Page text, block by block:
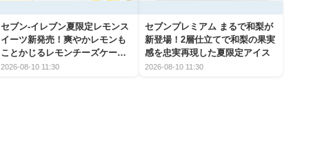
セブン‐イレブン夏限定レモンス
イーツ新発売！爽やかレモンも
ことかじるレモンチーズケーキ
を徹底紹介
2026-08-10 11:30
セブンプレミアム まるで和梨が
新登場！2層仕立てで和梨の果実
感を忠実再現した夏限定アイス
2026-08-10 11:30